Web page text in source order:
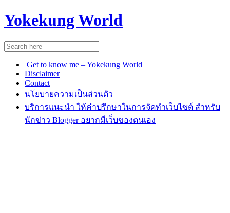
Yokekung World
Get to know me – Yokekung World
Disclaimer
Contact
นโยบายความเป็นส่วนตัว
บริการแนะนำ ให้คำปรึกษาในการจัดทำเว็บไซต์ สำหรับ
นักข่าว Blogger อยากมีเว็บของตนเอง